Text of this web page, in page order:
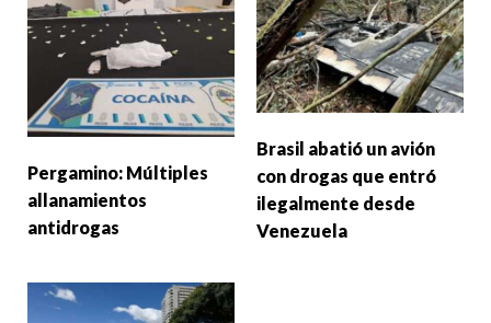
Pergamino: Múltiples
allanamientos
antidrogas
Brasil abatió un avión
con drogas que entró
ilegalmente desde
Venezuela